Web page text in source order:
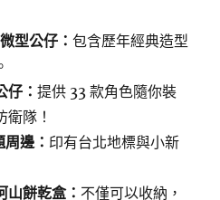
型公仔：包含歷年經典造型
仔：提供 33 款角色隨你裝
隊！
周邊： 印有台北地標與小新
山餅乾盒： 不僅可以收納，